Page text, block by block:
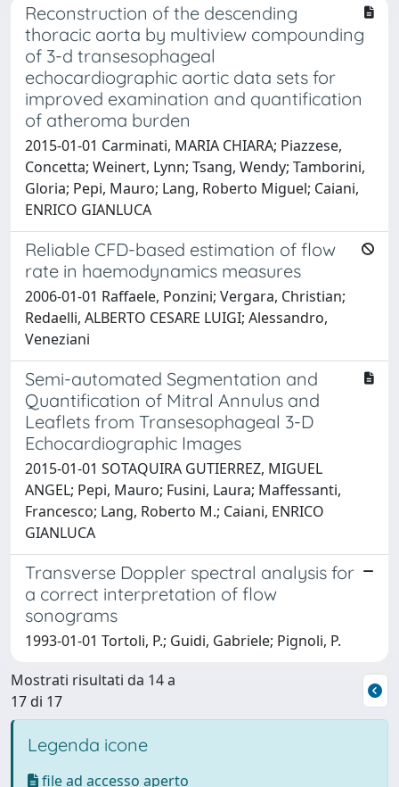
Reconstruction of the descending
thoracic aorta by multiview compounding
of 3-d transesophageal
echocardiographic aortic data sets for
improved examination and quantification
of atheroma burden
2015-01-01 Carminati, MARIA CHIARA; Piazzese,
Concetta; Weinert, Lynn; Tsang, Wendy; Tamborini,
Gloria; Pepi, Mauro; Lang, Roberto Miguel; Caiani,
ENRICO GIANLUCA
Reliable CFD-based estimation of flow
rate in haemodynamics measures
2006-01-01 Raffaele, Ponzini; Vergara, Christian;
Redaelli, ALBERTO CESARE LUIGI; Alessandro,
Veneziani
Semi-automated Segmentation and
Quantification of Mitral Annulus and
Leaflets from Transesophageal 3-D
Echocardiographic Images
2015-01-01 SOTAQUIRA GUTIERREZ, MIGUEL
ANGEL; Pepi, Mauro; Fusini, Laura; Maffessanti,
Francesco; Lang, Roberto M.; Caiani, ENRICO
GIANLUCA
Transverse Doppler spectral analysis for
a correct interpretation of flow
sonograms
1993-01-01 Tortoli, P.; Guidi, Gabriele; Pignoli, P.
Mostrati risultati da 14 a
17 di 17
Legenda icone
file ad accesso aperto